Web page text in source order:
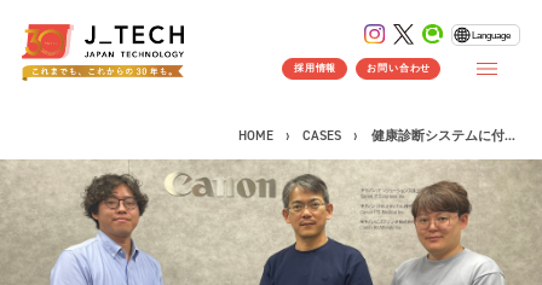
CONCEPT
コンセプト
Language
採用情報 お問い合わせ
HOME CASES 健康診断システムに付...